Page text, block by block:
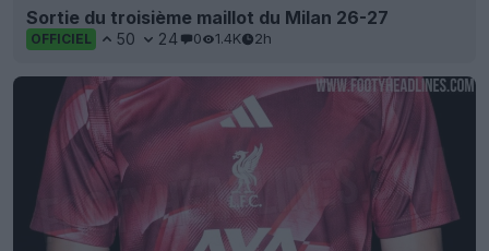
Sortie du troisième maillot du Milan 26-27
OFFICIEL 50 24 0 1.4K 2h